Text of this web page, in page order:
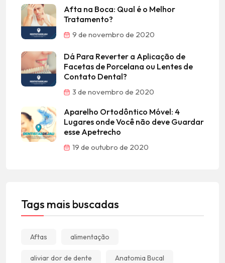
Afta na Boca: Qual é o Melhor
Tratamento?
9 de novembro de 2020
Dá Para Reverter a Aplicação de
Facetas de Porcelana ou Lentes de
Contato Dental?
3 de novembro de 2020
Aparelho Ortodôntico Móvel: 4
Lugares onde Você não deve Guardar
esse Apetrecho
19 de outubro de 2020
Tags mais buscadas
Aftas alimentação
aliviar dor de dente Anatomia Bucal